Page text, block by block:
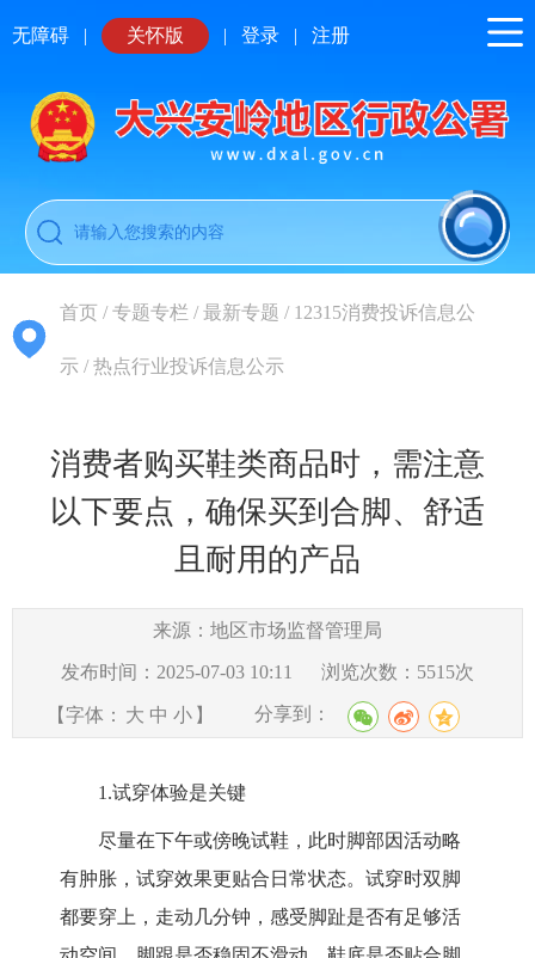
无障碍 | 关怀版 | 登录 | 注册
首页 /专题专栏 /最新专题 / 12315消费投诉信息公
示 /热点行业投诉信息公示
消费者购买鞋类商品时，需注意
以下要点，确保买到合脚、舒适
且耐用的产品
来源：地区市场监督管理局
发布时间：2025-07-03 10:11 浏览次数： 5515次
【字体： 大 中 小 】 分享到：
1.试穿体验是关键
尽量在下午或傍晚试鞋，此时脚部因活动略
有肿胀，试穿效果更贴合日常状态。试穿时双脚
都要穿上，走动几分钟，感受脚趾是否有足够活